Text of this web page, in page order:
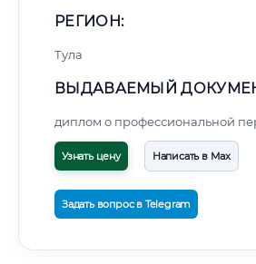
РЕГИОН:
Тула
ВЫДАВАЕМЫЙ
диплом о профессиональной
Узнать цену Написать в Max
Задать вопрос в Telegram